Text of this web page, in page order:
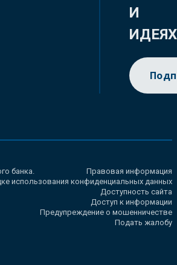
И
ИДЕЯХ
банка.
Правовая информация
использования конфиденциальных данных
Доступность сайта
Доступ к информации
Предупреждение о мошенничестве
Подать жалобу